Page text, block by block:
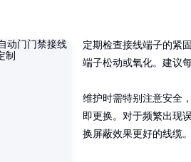
定期检查接线端子的紧
端子松动或氧化。建议
维护时需特别注意安全
即更换。对于频繁出现
换屏蔽效果更好的线缆。